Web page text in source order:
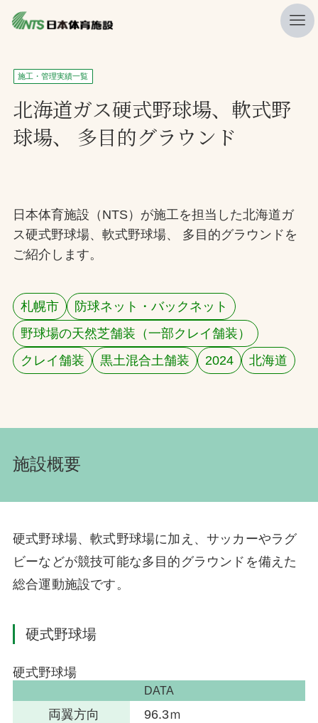
私たちの強み
ニュース
プレスリリース
施工・管理実績一覧
会社概要
お問合せ
文字の見えづらさや操作にお困りの方へ
施工・管理実績一覧
北海道ガス硬式野球場、軟式野
球場、 多目的グラウンド
日本体育施設（NTS）が施工を担当した北海道ガ
ス硬式野球場、軟式野球場、 多目的グラウンドを
ご紹介します。
札幌市
防球ネット・バックネット
野球場の天然芝舗装（一部クレイ舗装）
クレイ舗装
黒土混合土舗装 2024 北海道
施設概要
硬式野球場、軟式野球場に加え、サッカーやラグ
ビーなどが競技可能な多目的グラウンドを備えた
総合運動施設です。
硬式野球場
硬式野球場
DATA
両翼方向
96.3ｍ